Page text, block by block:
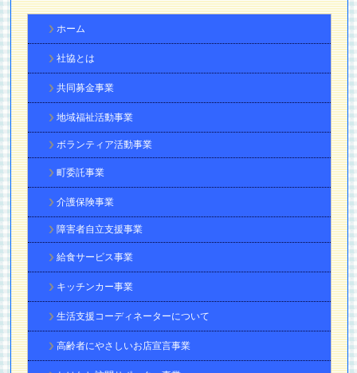
ホーム
社協とは
共同募金事業
地域福祉活動事業
ボランティア活動事業
町委託事業
介護保険事業
障害者自立支援事業
給食サービス事業
キッチンカー事業
生活支援コーディネーターについて
高齢者にやさしいお店宣言事業